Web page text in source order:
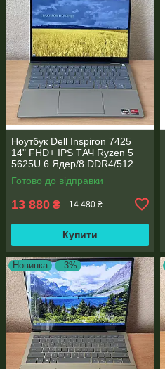
Ноутбук Dell Inspiron 7425
14" FHD+ IPS TАЧ Ryzen 5
5625U 6 Ядер/8 DDR4/512
SSD M.2/Radeon RX Vega
7/Type-C PD
Готово до відправки
13 880 ₴ 14 480 ₴
Купити
Новинка –3%